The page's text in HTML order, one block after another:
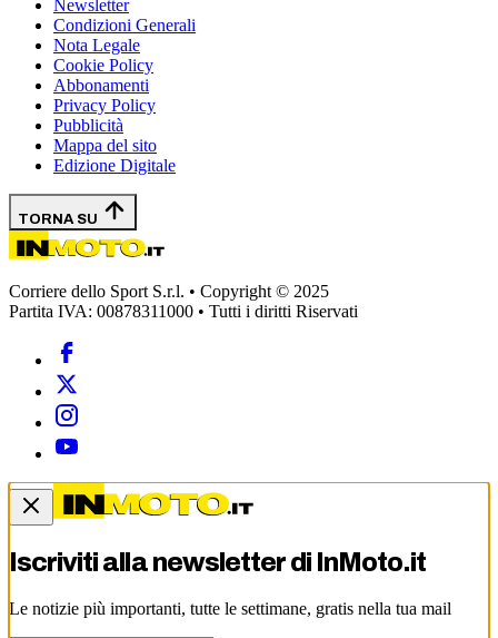
Newsletter
Condizioni Generali
Nota Legale
Cookie Policy
Abbonamenti
Privacy Policy
Pubblicità
Mappa del sito
Edizione Digitale
TORNA SU
Corriere dello Sport S.r.l. • Copyright © 2025
Partita IVA: 00878311000 • Tutti i diritti Riservati
Iscriviti alla newsletter di InMoto.it
Le notizie più importanti, tutte le settimane, gratis nella tua mail